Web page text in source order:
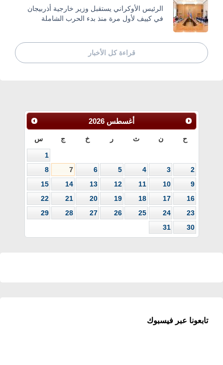
الرئيس الأوكراني يستقبل وزير خارجية أذربيجان
في كييف لأول مرة منذ بدء الحرب الشاملة
قراءة كل الأخبار
أغسطس 2026
ح ن ث ر خ ج س
1
2
3
4
5
6
7
8
9
10
11
12
13
14
15
16
17
18
19
20
21
22
23
24
25
26
27
28
29
30
31
تابعونا عبر فيسبوك